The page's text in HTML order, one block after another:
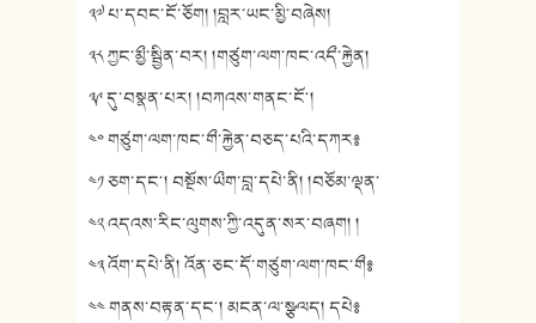
༣༧ པ་དབང་ངོ་ཅོག། །བླར་ཡང་མྱི་བཞེས།
༣༨ ཀྱང་མྱྀ་སྦྱིན་བར། །གཙུག་ལག་ཁང་འདྀ་རྐྱེན།
༣༩ དུ་བསྣན་པར། །བཀའས་གནང་ངོ༌།
༤༠ གཙུག་ལག་ཁང་གྀ་རྐྱེན་བཅད་པའི་དཀར༔
༤༡ ཅག་དང༌། བསྔོས་ཡྀག་བླ་དཔེ་ནི། །བཅོམ་ལྡན་
༤༢ འདའས་རིང་ལུགས་ཀྱི་འདུན་སར་བཞག། །
༤༣ འོག་དཔེ་ནི། འོན་ཅང་དོ་གཙུག་ལག་ཁང་གྀ༔
༤༤ གནས་བརྟན་དང༌། མངན་ལ་སྩལད། དཔེ༔